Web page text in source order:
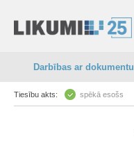
Darbības ar dokumentu
Tiesību akts: spēkā esošs